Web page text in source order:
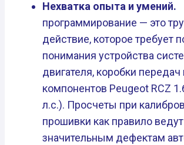
Нехватка опыта и умений.
программирование — это
действие, которое требует
понимания устройства
двигателя, коробки передач
компонентов Peugeot RCZ
л.с.). Просчеты при
прошивки как правило
значительным дефектам